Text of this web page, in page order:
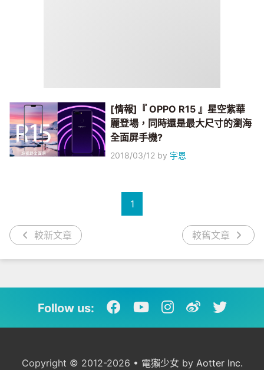
[情報]『 OPPO R15 』星空紫華
麗登場，同時還是最大尺寸的瀏海
全面屏手機?
2018/03/12 by 宇恩
較新文章
1
較舊文章
Follow us:
Copyright © 2012-2026 • 電獺少女 by Aotter Inc.